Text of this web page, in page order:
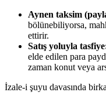
Aynen taksim
bölünebiliyorsa,
ettirir.
Satış yoluyla
elde edilen para
zaman konut veya
İzale-i şuyu davasında